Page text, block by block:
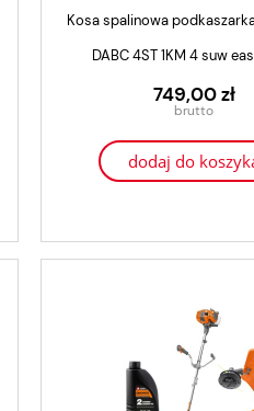
Kosa spalinowa
DABC 4ST 1KM 4 suw
749,00 zł
dodaj do